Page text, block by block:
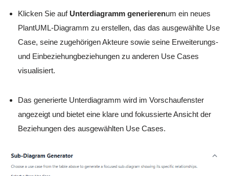
Klicken Sie auf Unterdiagramm generierenum ein neues
PlantUML-Diagramm zu erstellen, das das ausgewählte Use
Case, seine zugehörigen Akteure sowie seine Erweiterungs-
und Einbeziehungbeziehungen zu anderen Use Cases
visualisiert.
Das generierte Unterdiagramm wird im Vorschaufenster
angezeigt und bietet eine klare und fokussierte Ansicht der
Beziehungen des ausgewählten Use Cases.